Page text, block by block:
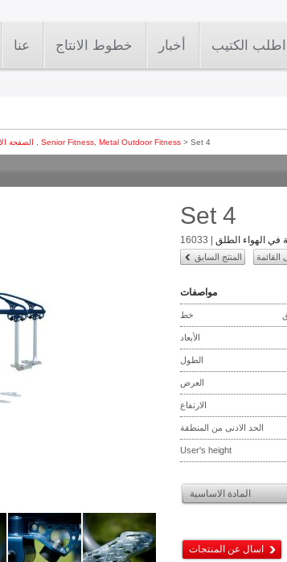
عنا خطوط الانتاج أخبار
الصفحة Senior Fitness Metal Outdoor Fitness > Set 4
Set 4
16033 في الهواء الطلق
المنتج السابق القائمة
مواصفات
خط
الأبعاد
الطول
العرض
الارتفاع
الحد الادنى من المنطقة
User's height
المادة الاساسية
اسال عن المنتجات